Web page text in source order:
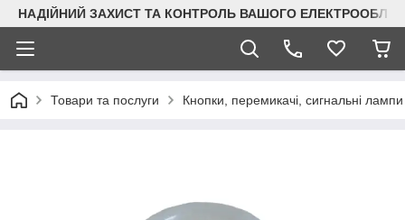
НАДІЙНИЙ ЗАХИСТ ТА КОНТРОЛЬ ВАШОГО
Товари та послуги Кнопки, перемикачі, сигнальні лампи